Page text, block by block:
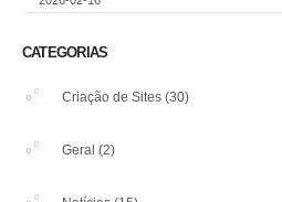
CATEGORIAS
Criação de Sites (30)
Geral (2)